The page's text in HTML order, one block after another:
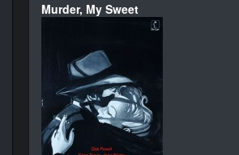
Murder, My Sweet